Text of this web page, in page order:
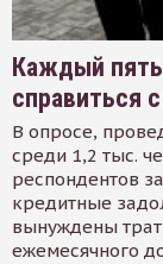
Каждый
справиться
В опросе,
среди 1,2 тыс.
респондентов
кредитные
вынуждены
ежемесячного